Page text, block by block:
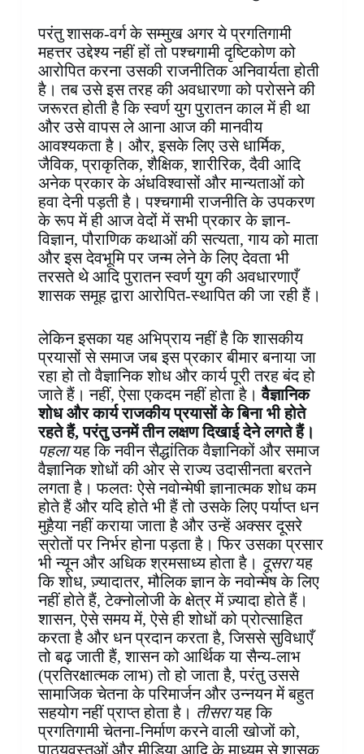
परंतु शासक-वर्ग के सम्मुख अगर ये प्रगतिगामी
महत्तर उद्देश्य नहीं हों तो पश्चगामी दृष्टिकोण को
आरोपित करना उसकी राजनीतिक अनिवार्यता होती
है। तब उसे इस तरह की अवधारणा को परोसने की
जरूरत होती है कि स्वर्ण युग पुरातन काल में ही था
और उसे वापस ले आना आज की मानवीय
आवश्यकता है। और, इसके लिए उसे धार्मिक,
जैविक, प्राकृतिक, शैक्षिक, शारीरिक, दैवी आदि
अनेक प्रकार के अंधविश्वासों और मान्यताओं को
हवा देनी पड़ती है। पश्चगामी राजनीति के उपकरण
के रूप में ही आज वेदों में सभी प्रकार के ज्ञान-
विज्ञान, पौराणिक कथाओं की सत्यता, गाय को माता
और इस देवभूमि पर जन्म लेने के लिए देवता भी
तरसते थे आदि पुरातन स्वर्ण युग की अवधारणाएँ
शासक समूह द्वारा आरोपित-स्थापित की जा रही हैं।
लेकिन इसका यह अभिप्राय नहीं है कि शासकीय
प्रयासों से समाज जब इस प्रकार बीमार बनाया जा
रहा हो तो वैज्ञानिक शोध और कार्य पूरी तरह बंद हो
जाते हैं। नहीं, ऐसा एकदम नहीं होता है।वैज्ञानिक
शोध और कार्य राजकीय प्रयासों के बिना भी होते
रहते हैं, परंतु उनमें तीन लक्षण दिखाई देने लगते हैं।
पहलायह कि नवीन सैद्धांतिक वैज्ञानिकों और समाज
वैज्ञानिक शोधों की ओर से राज्य उदासीनता बरतने
लगता है। फलतः ऐसे नवोन्मेषी ज्ञानात्मक शोध कम
होते हैं और यदि होते भी हैं तो उसके लिए पर्याप्त धन
मुहैया नहीं कराया जाता है और उन्हें अक्सर दूसरे
स्रोतों पर निर्भर होना पड़ता है। फिर उसका प्रसार
भी न्यून और अधिक श्रमसाध्य होता है। दूसरायह
कि शोध, ज़्यादातर, मौलिक ज्ञान के नवोन्मेष के लिए
नहीं होते हैं, टेक्नोलोजी के क्षेत्र में ज़्यादा होते हैं।
शासन, ऐसे समय में, ऐसे ही शोधों को प्रोत्साहित
करता है और धन प्रदान करता है, जिससे सुविधाएँ
तो बढ़ जाती हैं, शासन को आर्थिक या सैन्य-लाभ
(प्रतिरक्षात्मक लाभ) तो हो जाता है, परंतु उससे
सामाजिक चेतना के परिमार्जन और उन्नयन में बहुत
सहयोग नहीं प्राप्त होता है। तीसरायह कि
प्रगतिगामी चेतना-निर्माण करने वाली खोजों को,
पाठ्यवस्तुओं और मीडिया आदि के माध्यम से शासक